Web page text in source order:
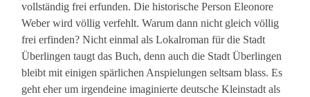
vollständig frei erfunden. Die historische Person Eleonore
Weber wird völlig verfehlt. Warum dann nicht gleich völlig
frei erfinden? Nicht einmal als Lokalroman für die Stadt
Überlingen taugt das Buch, denn auch die Stadt Überlingen
bleibt mit einigen spärlichen Anspielungen seltsam blass. Es
geht eher um irgendeine imaginierte deutsche Kleinstadt als